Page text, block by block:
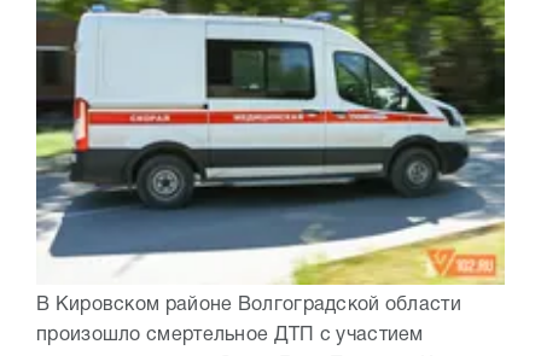
В Кировском районе Волгоградской области
произошло смертельное ДТП с участием